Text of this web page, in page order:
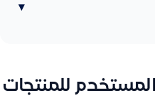
▾
للمنتجات